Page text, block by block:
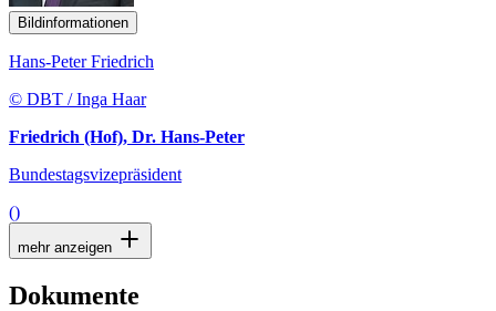
Bildinformationen
Hans-Peter Friedrich
© DBT / Inga Haar
Friedrich (Hof), Dr. Hans-Peter
Bundestagsvizepräsident
()
mehr anzeigen
Dokumente